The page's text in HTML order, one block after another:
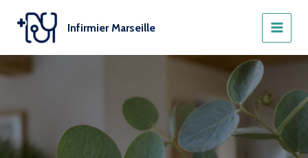
contenu
Infirmier Marseille